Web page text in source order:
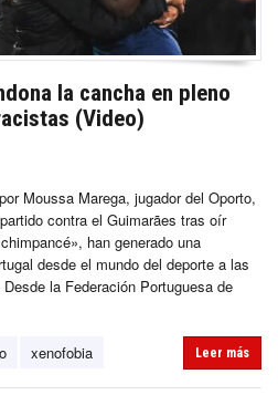
la cancha en pleno
(Video)
Moussa Marega, jugador del Oporto,
contra el Guimarães tras oír
han generado una
desde el mundo del deporte a las
la Federación Portuguesa de
xenofobia Leer más